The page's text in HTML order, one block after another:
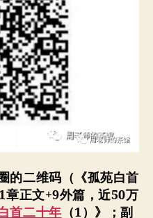
的二维码（ 《孤苑白首
章正文+9外篇，近50万
首二十年 （1）》；副